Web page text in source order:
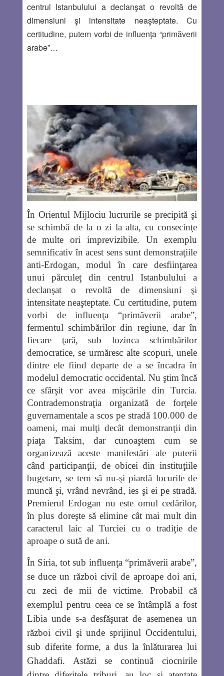
centrul Istanbulului a declanşat o revoltă de
dimensiuni şi intensitate neaşteptate. Cu
certitudine, putem vorbi de influenţa “primăverii
arabe”…
În Orientul Mijlociu lucrurile se precipită şi
se schimbă de la o zi la alta, cu consecinţe
de multe ori imprevizibile. Un exemplu
semnificativ în acest sens sunt demonstraţiile
anti-Erdogan, modul în care desfiinţarea
unui părculeţ din centrul Istanbulului a
declanşat o revoltă de dimensiuni şi
intensitate neaşteptate. Cu certitudine, putem
vorbi de influenţa “primăverii arabe”,
fermentul schimbărilor din regiune, dar în
fiecare ţară, sub lozinca schimbărilor
democratice, se urmăresc alte scopuri, unele
dintre ele fiind departe de a se încadra în
modelul democratic occidental. Nu ştim încă
ce sfârşit vor avea mişcările din Turcia.
Contrademonstraţia organizată de forţele
guvernamentale a scos pe stradă 100.000 de
oameni, mai mulţi decât demonstranţii din
piaţa Taksim, dar cunoaştem cum se
organizează aceste manifestări ale puterii
când participanţii, de obicei din instituţiile
bugetare, se tem să nu-şi piardă locurile de
muncă şi, vrând nevrând, ies şi ei pe stradă.
Premierul Erdogan nu este omul cedărilor,
în plus doreşte să elimine cât mai mult din
caracterul laic al Turciei cu o tradiţie de
aproape o sută de ani.
În Siria, tot sub influenţa “primăverii arabe”,
se duce un război civil de aproape doi ani,
cu zeci de mii de victime. Probabil că
exemplul pentru ceea ce se întâmplă a fost
Libia unde s-a desfăşurat de asemenea un
război civil şi unde sprijinul Occidentului,
sub diferite forme, a dus la înlăturarea lui
Ghaddafi. Astăzi se continuă ciocnirile